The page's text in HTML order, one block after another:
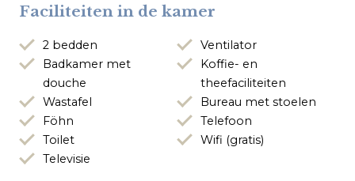
Faciliteiten in de kamer
2 bedden
Badkamer met
douche
Wastafel
Föhn
Toilet
Televisie
Ventilator
Koffie- en
theefaciliteiten
Bureau met stoelen
Telefoon
Wifi (gratis)